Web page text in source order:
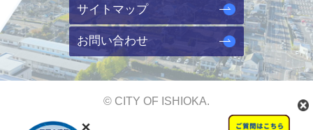
サイトマップ
お問い合わせ
© CITY OF ISHIOKA.